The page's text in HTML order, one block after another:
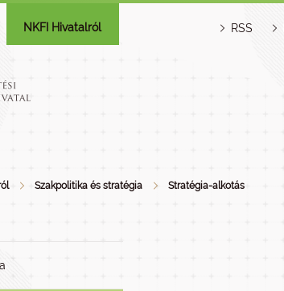
NKFI Hivatalról RSS
Szakpolitika és stratégia Stratégia-alkotás